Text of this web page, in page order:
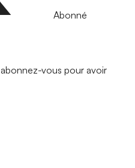
Abonné
vous pour avoir